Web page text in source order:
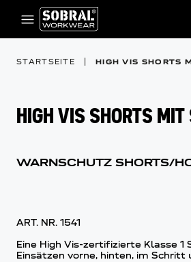
Zum Inhalt springen
STARTSEITE HIGH VIS SHORTS
HIGH VIS SHORTS MIT
WARNSCHUTZ SHORTS/
ART. NR. 1541
Eine High Vis-zertifizierte Klasse
Einsätzen vorne, hinten, im Schritt